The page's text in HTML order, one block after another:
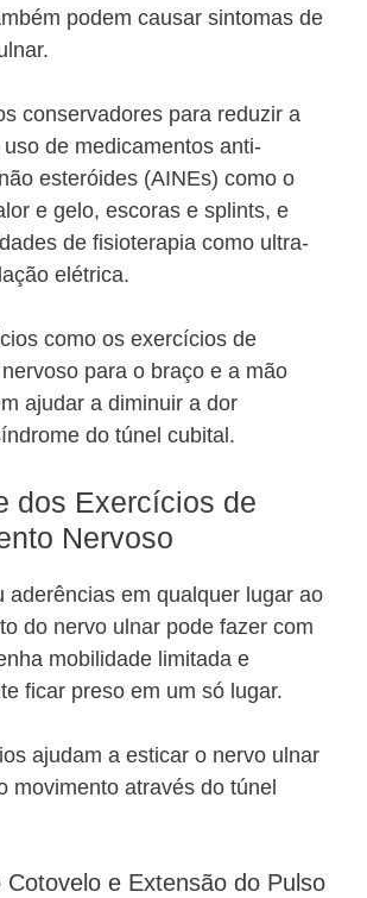
podem causar sintomas de
conservadores para reduzir a
de medicamentos anti-
esteróides (AINEs) como o
e gelo, escoras e splints, e
de fisioterapia como ultra-
elétrica.
como os exercícios de
para o braço e a mão
ajudar a diminuir a dor
do túnel cubital.
dos Exercícios de
Nervoso
aderências em qualquer lugar ao
do nervo ulnar pode fazer com
mobilidade limitada e
ficar preso em um só lugar.
ajudam a esticar o nervo ulnar
movimento através do túnel
Cotovelo e Extensão do Pulso